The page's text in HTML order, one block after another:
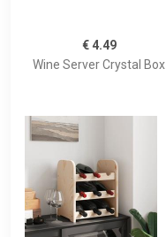
€ 4.49
Wine Server Crystal Box